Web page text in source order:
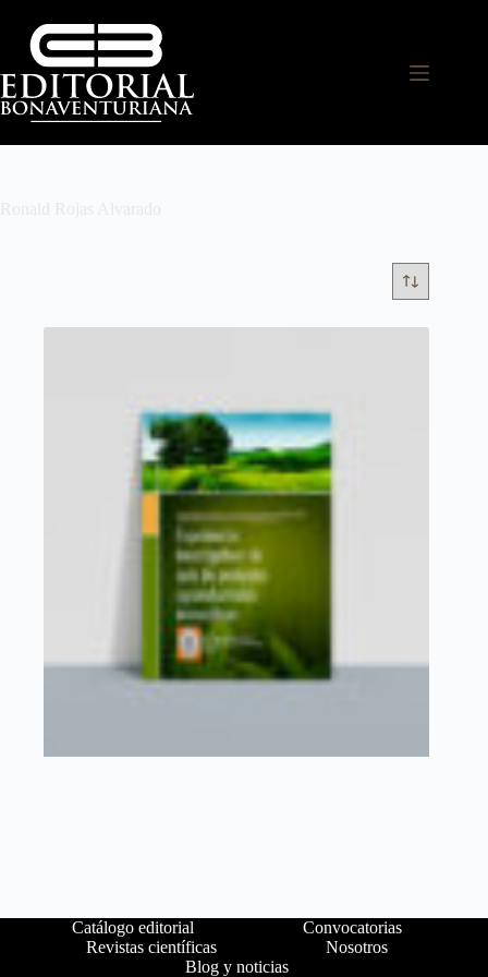
Ronald Rojas Alvarado
Catálogo editorial
Convocatorias
Revistas científicas
Nosotros
Blog y noticias